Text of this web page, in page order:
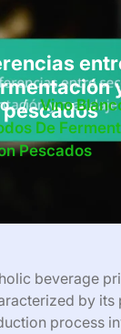
pescados
/ Vino
De
Pescados
beverage
by its
process